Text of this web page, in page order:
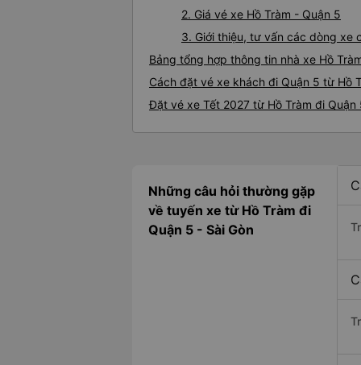
2. Giá vé xe Hồ Tràm - Quận 5
3. Giới thiệu, tư vấn các dòng xe
Bảng tổng hợp thông tin nhà xe Hồ
Cách đặt vé xe khách đi Quận 5 từ Hồ
Đặt vé xe Tết 2027 từ Hồ Tràm đi Quận
Những câu hỏi thường gặp
về tuyến xe từ Hồ Tràm đi
Quận 5 - Sài Gòn